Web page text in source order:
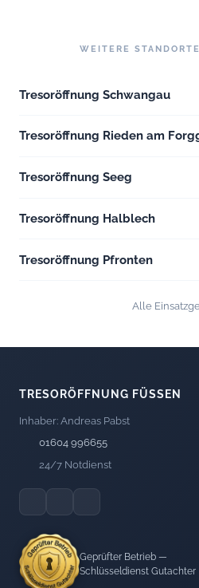
WEITERE
Tresoröffnung Schwangau
Tresoröffnung Rieden am
Tresoröffnung Seeg
Tresoröffnung Halblech
Tresoröffnung Pfronten
Alle
TRESORÖFFNUNG FÜSSEN
Inhaber: Andreas Pabst
01604 996655
24/7 Notdienst
Geprüfter Betrieb —
Schlüsseldienst Gutachter